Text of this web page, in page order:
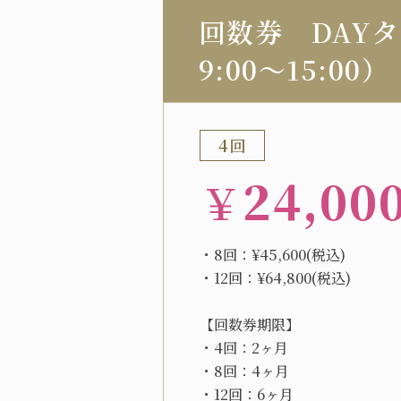
回数券 DAY
9:00～15:00）
4回
￥
・8回：¥45,600(税込)
・12回：¥64,800(税込)
【回数券期限】
・4回：2ヶ月
・8回：4ヶ月
・12回：6ヶ月